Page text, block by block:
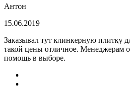
Антон
15.06.2019
Заказывал тут клинкерную плитку
такой цены отличное. Менеджерам
помощь в выборе.